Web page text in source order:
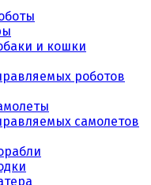
и кошки
роботов
самолетов